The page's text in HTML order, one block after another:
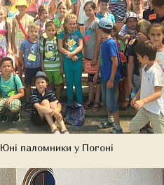
Юні паломники у Погоні